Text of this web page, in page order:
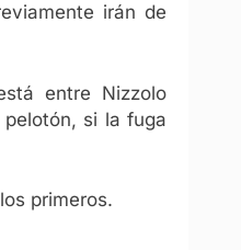
irán de
entre Nizzolo
si la fuga
primeros.